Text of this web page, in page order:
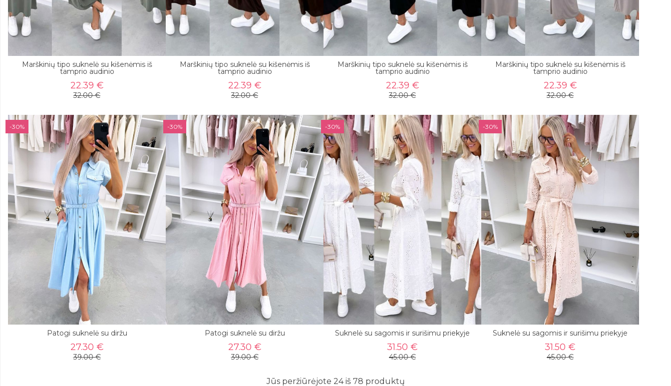
Marškinių tipo suknelė su kišenėmis iš
tamprio audinio
22.39 €
32.00 €
Marškinių tipo suknelė su kišenėmis iš
tamprio audinio
22.39 €
32.00 €
Marškinių tipo suknelė su kišenėmis iš
tamprio audinio
22.39 €
32.00 €
Marškinių tipo suknelė su kišenėmis iš
tamprio audinio
22.39 €
32.00 €
-30%
Patogi suknelė su diržu
27.30 €
39.00 €
-30%
Patogi suknelė su diržu
27.30 €
39.00 €
-30%
Suknelė su sagomis ir surišimu priekyje
31.50 €
45.00 €
-30%
Suknelė su sagomis ir surišimu priekyje
31.50 €
45.00 €
Jūs peržiūrėjote 24 iš 78 produktų